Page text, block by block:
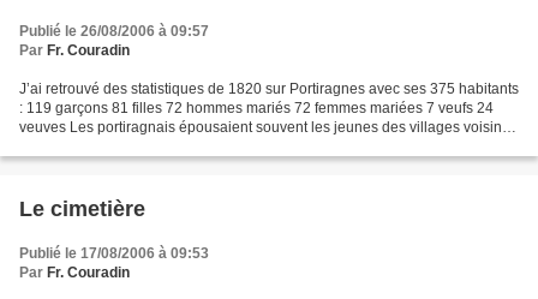
Publié le 26/08/2006 à 09:57
Par Fr. Couradin
J’ai retrouvé des statistiques de 1820 sur Portiragnes avec ses 375 habitants
: 119 garçons 81 filles 72 hommes mariés 72 femmes mariées 7 veufs 24
veuves Les portiragnais épousaient souvent les jeunes des villages voisins.
Le cimetière
Publié le 17/08/2006 à 09:53
Par Fr. Couradin